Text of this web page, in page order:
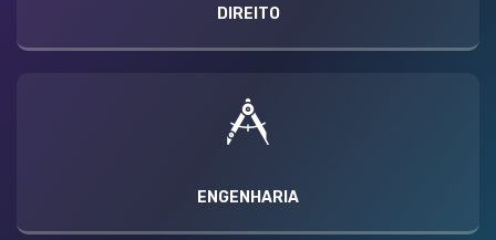
DIREITO
ENGENHARIA